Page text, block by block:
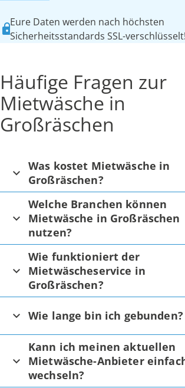
Eure Daten werden nach höchsten
Sicherheitsstandards SSL-verschlüsselt!
Häufige Fragen zur
Mietwäsche in
Großräschen
Was kostet Mietwäsche in
Großräschen?
Welche Branchen können
Mietwäsche in Großräschen
nutzen?
Wie funktioniert der
Mietwäscheservice in
Großräschen?
Wie lange bin ich gebunden?
Kann ich meinen aktuellen
Mietwäsche-Anbieter
wechseln?